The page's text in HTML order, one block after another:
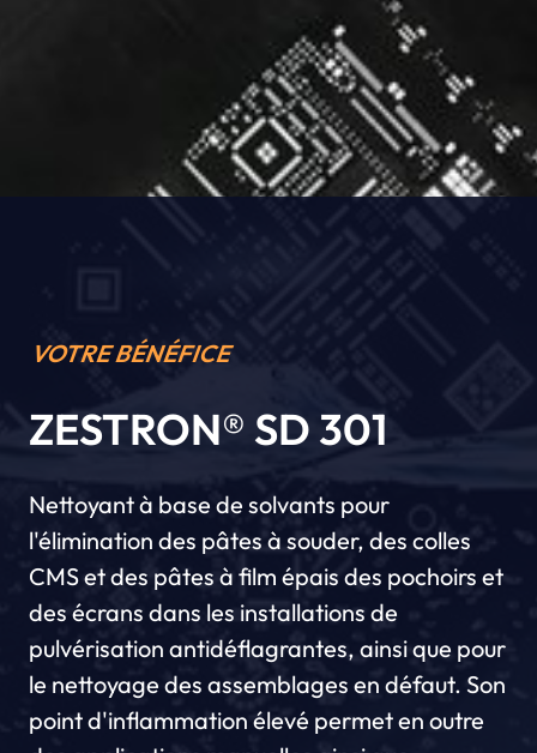
VOTRE BÉNÉFICE
ZESTRON® SD 301
Nettoyant à base de solvants pour
l'élimination des pâtes à souder, des colles
CMS et des pâtes à film épais des pochoirs et
des écrans dans les installations de
pulvérisation antidéflagrantes, ainsi que pour
le nettoyage des assemblages en défaut. Son
point d'inflammation élevé permet en outre